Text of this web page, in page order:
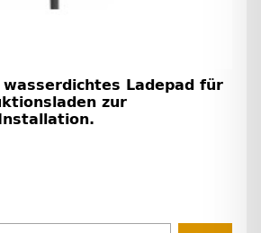
wasserdichtes Ladepad für
zur